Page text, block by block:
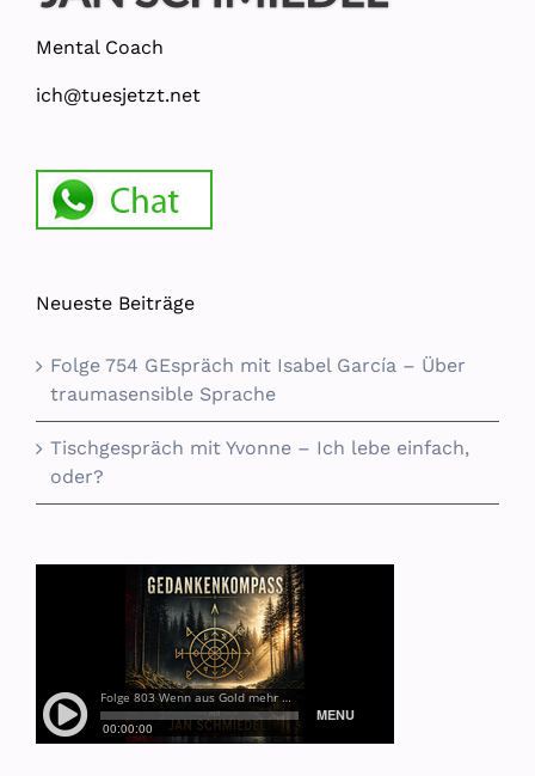
Mental Coach
ich@tuesjetzt.net
Neueste Beiträge
Folge 754 GEspräch mit Isabel García – Über
traumasensible Sprache
Tischgespräch mit Yvonne – Ich lebe einfach,
oder?